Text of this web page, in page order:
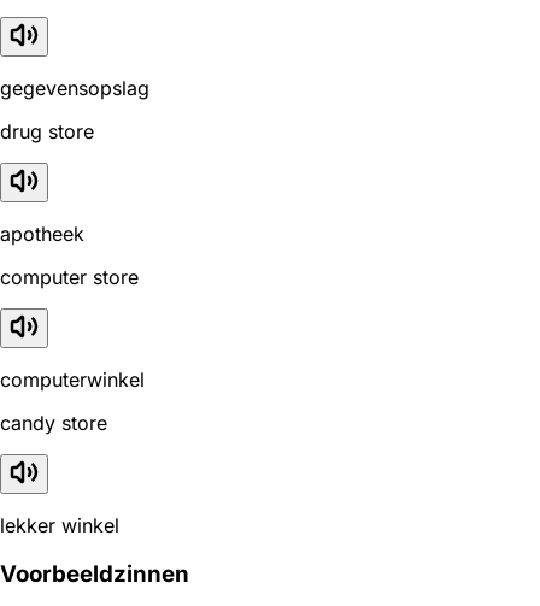
gegevensopslag
drug store
apotheek
computer store
computerwinkel
candy store
lekker winkel
Voorbeeldzinnen